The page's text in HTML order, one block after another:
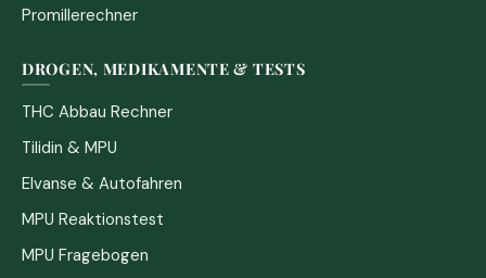
Promillerechner
DROGEN, MEDIKAMENTE & TESTS
THC Abbau Rechner
Tilidin & MPU
Elvanse & Autofahren
MPU Reaktionstest
MPU Fragebogen